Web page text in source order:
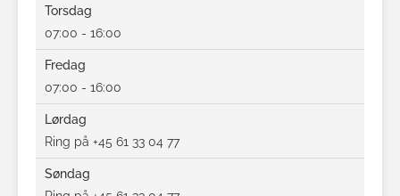
Torsdag
07:00 - 16:00
Fredag
07:00 - 16:00
Lørdag
Ring på +45 61 33 04 77
Søndag